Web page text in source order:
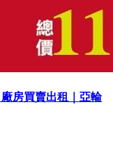
房買賣出租｜亞輪